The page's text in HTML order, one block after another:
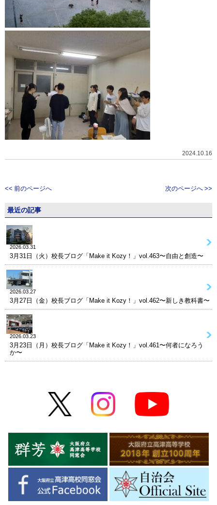
2024.10.16
<< 前のページへ 次のページへ >>
最近の記事
2026.03.31
3月31日（火）校長ブログ「Make it Kozy！」vol.463〜自由と創造〜
2026.03.27
3月27日（金）校長ブログ「Make it Kozy！」vol.462〜新しき教科書〜
2026.03.23
3月23日（月）校長ブログ「Make it Kozy！」vol.461〜何者になろう
か〜